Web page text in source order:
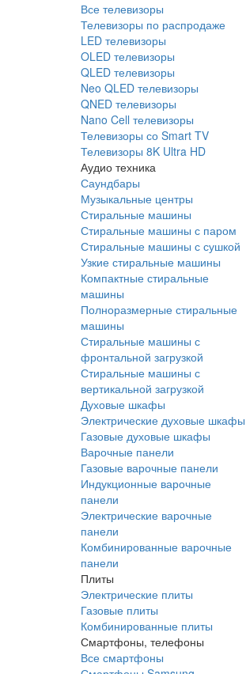
Все телевизоры
Телевизоры по распродаже
LED телевизоры
OLED телевизоры
QLED телевизоры
Neo QLED телевизоры
QNED телевизоры
Nano Cell телевизоры
Телевизоры со Smart TV
Телевизоры 8K Ultra HD
Аудио техника
Саундбары
Музыкальные центры
Стиральные машины
Стиральные машины с паром
Стиральные машины с сушкой
Узкие стиральные машины
Компактные стиральные
машины
Полноразмерные стиральные
машины
Стиральные машины с
фронтальной загрузкой
Стиральные машины с
вертикальной загрузкой
Духовые шкафы
Электрические духовые шкафы
Газовые духовые шкафы
Варочные панели
Газовые варочные панели
Индукционные варочные
панели
Электрические варочные
панели
Комбинированные варочные
панели
Плиты
Электрические плиты
Газовые плиты
Комбинированные плиты
Смартфоны, телефоны
Все смартфоны